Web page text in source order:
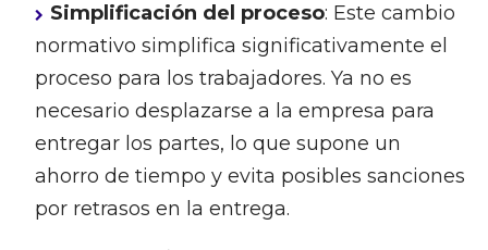
Simplificación del proceso: Este cambio
normativo simplifica significativamente el
proceso para los trabajadores. Ya no es
necesario desplazarse a la empresa para
entregar los partes, lo que supone un
ahorro de tiempo y evita posibles sanciones
por retrasos en la entrega.